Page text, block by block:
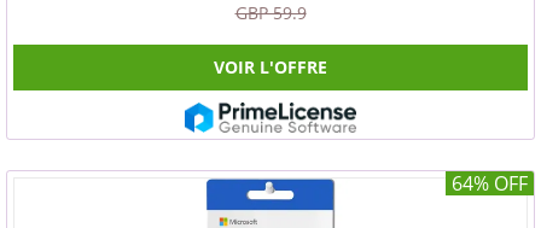
GBP 59.9
VOIR L'OFFRE
64% OFF